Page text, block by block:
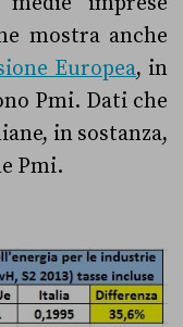
mostra anche
Europea, in
Pmi. Dati che
in sostanza,
Pmi.